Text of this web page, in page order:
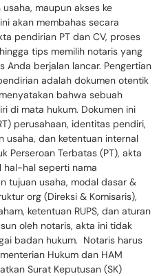
maupun akses ke
akan membahas secara
pendirian PT dan CV, proses
tips memilih notaris yang
Anda berjalan lancar. Pengertian
adalah dokumen otentik
bahwa sebuah
di mata hukum. Dokumen ini
perusahaan, identitas pendiri,
usaha, dan ketentuan internal
Perseroan Terbatas (PT), akta
hal-hal seperti nama
tujuan usaha, modal dasar &
org (Direksi & Komisaris),
ketentuan RUPS, dan aturan
oleh notaris, akta ini tidak
badan hukum. Notaris harus
Hukum dan HAM
Surat Keputusan (SK)